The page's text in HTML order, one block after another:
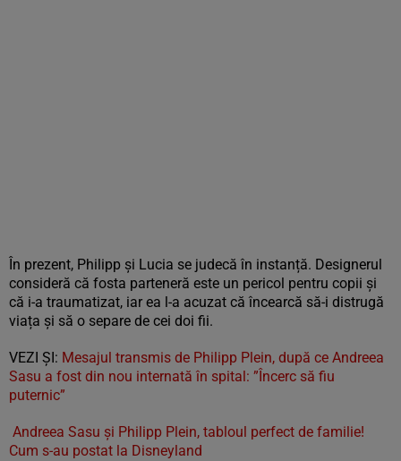
În prezent, Philipp și Lucia se judecă în instanță. Designerul
consideră că fosta parteneră este un pericol pentru copii și
că i-a traumatizat, iar ea l-a acuzat că încearcă să-i distrugă
viața și să o separe de cei doi fii.
VEZI ȘI: Mesajul transmis de Philipp Plein, după ce Andreea
Sasu a fost din nou internată în spital: ”Încerc să fiu
puternic”
Andreea Sasu și Philipp Plein, tabloul perfect de familie!
Cum s-au postat la Disneyland